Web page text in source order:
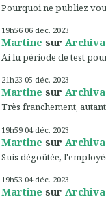
Pourquoi ne publiez
19h56 06 déc. 2023
Martine sur
Ai lu période de test
21h23 05 déc. 2023
Martine sur
Très franchement,
19h59 04 déc. 2023
Martine sur
Suis dégoûtée,
19h53 04 déc. 2023
Martine sur